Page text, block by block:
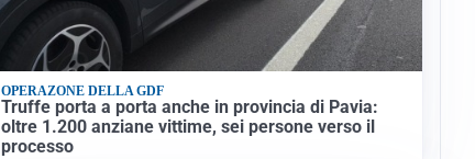
OPERAZONE DELLA GDF
Truffe porta a porta anche in provincia di Pavia:
oltre 1.200 anziane vittime, sei persone verso il
processo